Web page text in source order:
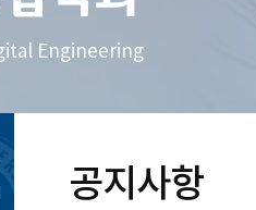
Engineering
공지사항